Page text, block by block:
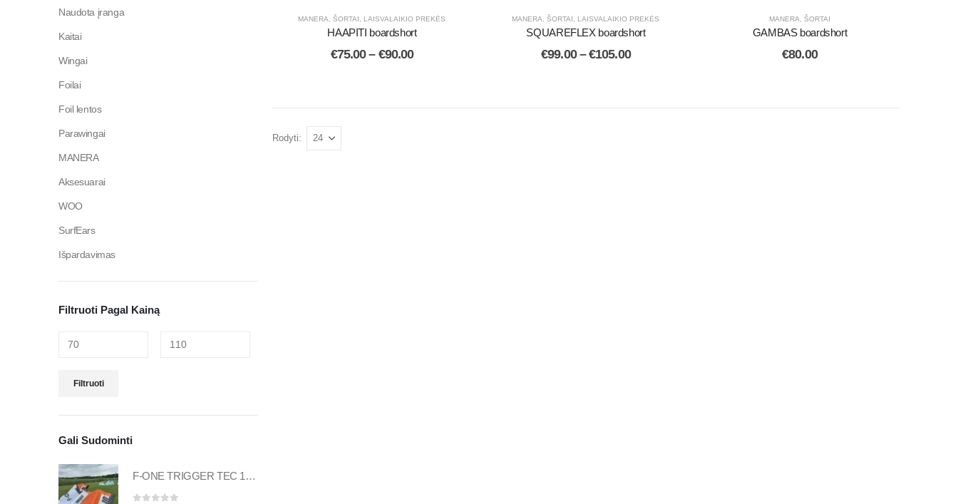
MANERA,ŠORTAI, LAISVALAIKIO PREKĖS
HAAPITI boardshort
€75.00 – €90.00
MANERA,ŠORTAI, LAISVALAIKIO PREKĖS
SQUAREFLEX boardshort
€99.00 – €105.00
MANERA, ŠORTAI
GAMBAS boardshort
€80.00
Rodyti:
Naudota įranga
Kaitai
Wingai
Foilai
Foil lentos
Parawingai
MANERA
Aksesuarai
WOO
SurfEars
Išpardavimas
Filtruoti Pagal Kainą
Filtruoti
Gali Sudominti
F-ONE TRIGGER TEC 10m (naudotas)